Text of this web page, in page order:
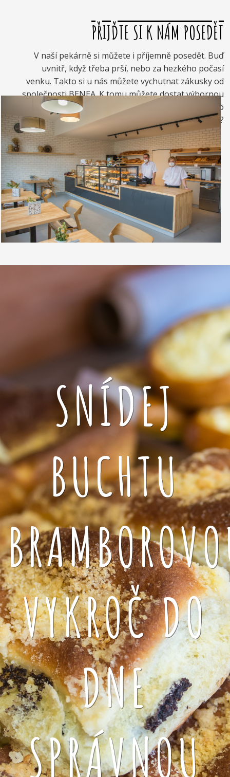
PŘIJĎTE SI K NÁM POSEDĚT
V naší pekárně si můžete i příjemně posedět. Buď
uvnitř, když třeba prší, nebo za hezkého počasí
venku. Takto si u nás můžete vychutnat zákusky od
společnosti BENEA. K tomu můžete dostat výbornou
kávou. Nebo si raději dáte zrmzlinový pohár nebo
vynikající točenou zmrzlinu?
SNÍDEJ
BUCHTU
VYKROČ DO
DNE
SPRÁVNOU